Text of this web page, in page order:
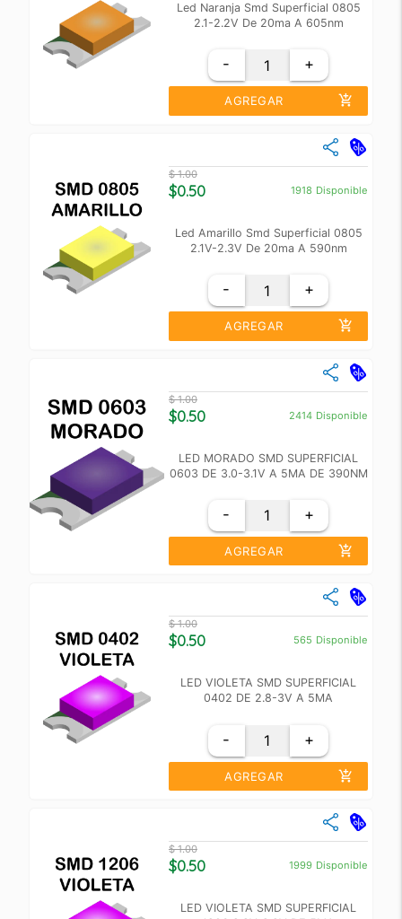
Led Naranja Smd Superficial 0805
2.1-2.2V De 20ma A 605nm
- +
AGREGAR add_shopping_cart
close
Precio Unidad
+10
+100
$ 1.00
$0.50 1918 Disponible
Led Amarillo Smd Superficial 0805
2.1V-2.3V De 20ma A 590nm
- +
AGREGAR add_shopping_cart
close
Precio Unidad
+10
+100
$ 1.00
$0.50 2414 Disponible
LED MORADO SMD SUPERFICIAL
0603 DE 3.0-3.1V A 5MA DE 390NM
- +
AGREGAR add_shopping_cart
close
Precio Unidad
+10
+100
$ 1.00
$0.50 565 Disponible
LED VIOLETA SMD SUPERFICIAL
0402 DE 2.8-3V A 5MA
- +
AGREGAR add_shopping_cart
close
Precio Unidad
+10
+100
$ 1.00
$0.50 1999 Disponible
LED VIOLETA SMD SUPERFICIAL